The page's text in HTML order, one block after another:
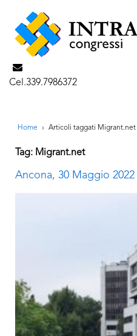
Cel.339.7986372
Home › Articoli taggati Migrant.net
Tag: Migrant.net
Ancona, 30 Maggio